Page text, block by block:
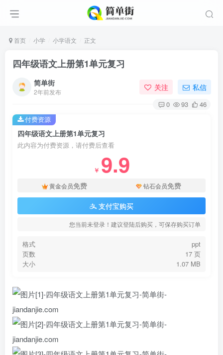
首页 小学 小学语文 正文
四年级语文上册第1单元复习
简单街
2年前发布 关注 私信
0 93 46
四年级语文上册第1单元复习
此内容为付费资源，请付费后查看
￥ 9.9
黄金会员免费 钻石会员免费
支付宝购买
您当前未登录！建议登陆后购买，可保存购买订单
格式
ppt
页数
17 页
大小
1.07 MB
付费资源